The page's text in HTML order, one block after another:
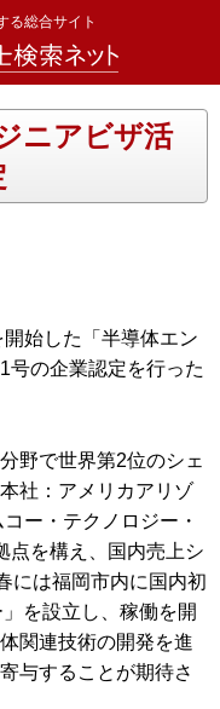
る総合サイト
ニアビザ活
始した「半導体エン
号の企業認定を行った
野で世界第2位のシェ
社：アメリカアリゾ
ー・テクノロジー・
点を構え、国内売上シ
には福岡市内に国内初
を設立し、稼働を開
関連技術の開発を進
与することが期待さ